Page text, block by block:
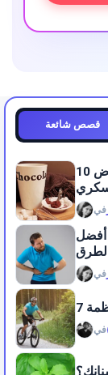
قصص شائعة
10 فوائد صحية مذهلة للكاكاو الساخن لإدارة مرض
في
كيفية تخفيف الإمساك بشكل طبيعي: 10 أفضل
الطرق
في
في